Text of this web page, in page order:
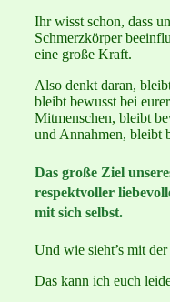
Ihr wisst schon, dass
Schmerzkörper
eine große Kraft.
Also denkt daran,
bleibt bewusst bei
Mitmenschen, bleibt
und Annahmen, bleibt
Das große Ziel
respektvoller
mit sich selbst.
Und wie sieht’s mit
Das kann ich euch